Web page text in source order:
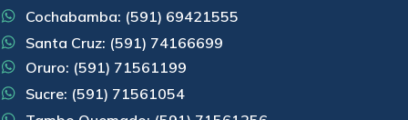
Cochabamba: (591) 69421555
Santa Cruz: (591) 74166699
Oruro: (591) 71561199
Sucre: (591) 71561054